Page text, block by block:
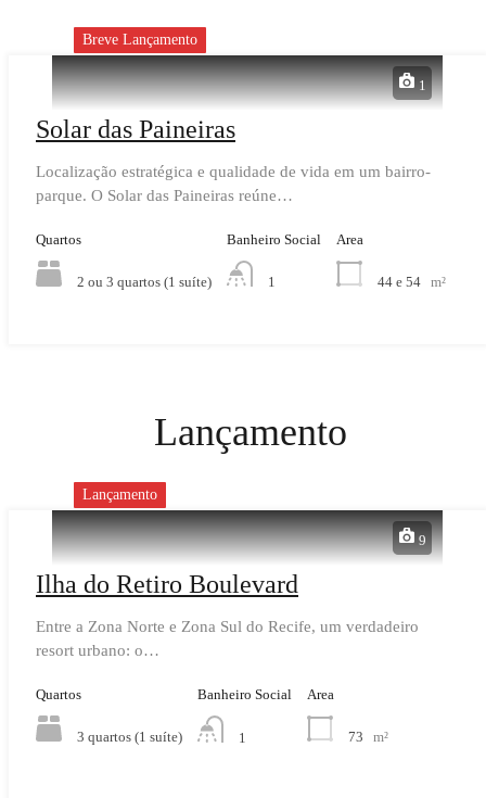
1
Breve Lançamento
Solar das Paineiras
Localização estratégica e qualidade de vida em um bairro-
parque. O Solar das Paineiras reúne…
Quartos
2 ou 3 quartos (1 suíte)
Banheiro Social
1
Area
44 e 54 m²
Lançamento
9
Lançamento
Ilha do Retiro Boulevard
Entre a Zona Norte e Zona Sul do Recife, um verdadeiro
resort urbano: o…
Quartos
3 quartos (1 suíte)
Banheiro Social
1
Area
73 m²